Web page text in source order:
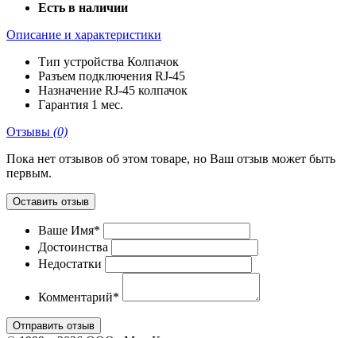
Есть в наличии
Описание и характеристики
Тип устройства Колпачок
Разъем подключения RJ-45
Назначение RJ-45 колпачок
Гарантия 1 мес.
Отзывы (0)
Пока нет отзывов об этом товаре, но Ваш отзыв может быть
первым.
Оставить отзыв
Ваше Имя*
Достоинства
Недостатки
Комментарий*
Отправить отзыв